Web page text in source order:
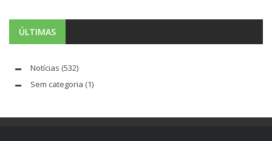
ÚLTIMAS
Notícias (532)
Sem categoria (1)